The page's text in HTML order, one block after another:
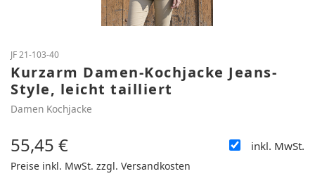
JF 21-103-40
Kurzarm Damen-Kochjacke Jeans-
Style, leicht tailliert
Damen Kochjacke
Regulärer Preis:
55,45 € inkl. MwSt.
Preise inkl. MwSt. zzgl. Versandkosten